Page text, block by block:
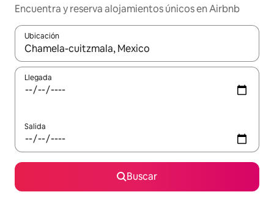
Encuentra y reserva alojamientos únicos en Airbnb
Ubicación
Cuando los resultados estén disponibles, navega con las
Llegada
Salida
Buscar